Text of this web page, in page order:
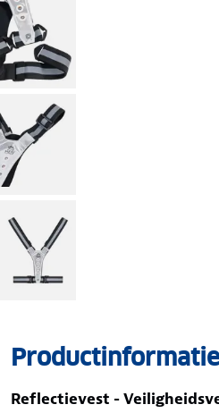
Productinformatie
Reflectievest -